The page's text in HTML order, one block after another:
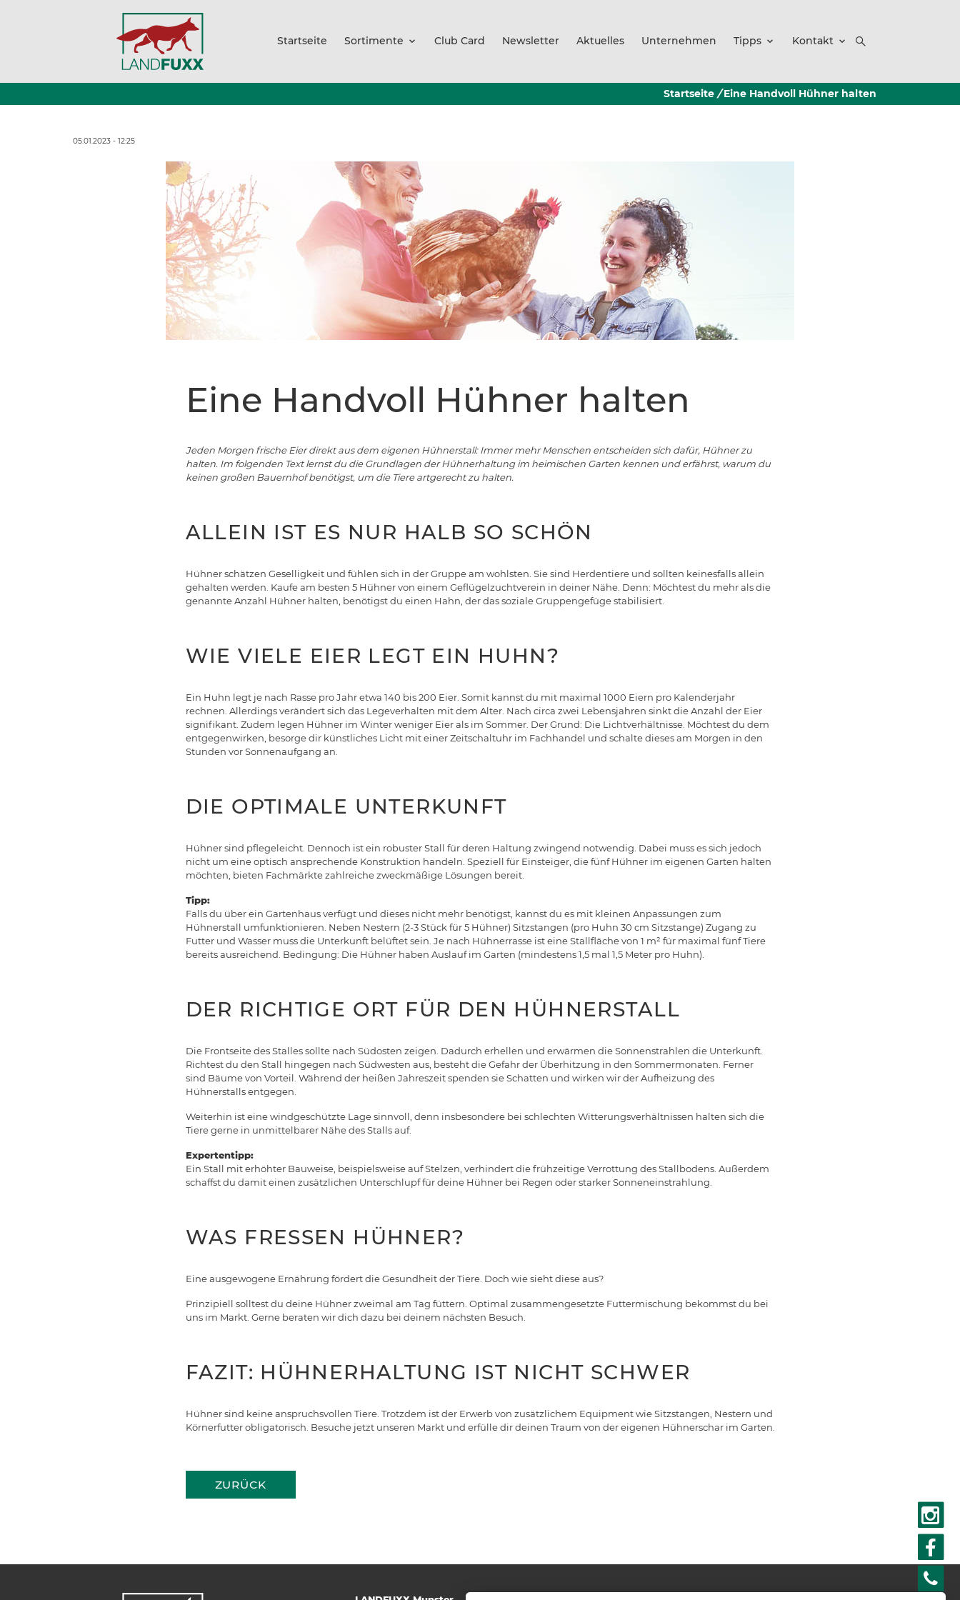
Startseite Sortimente Club Card Newsletter Aktuelles Unternehmen Tipps Kontakt
Startseite / Eine Handvoll Hühner halten
05.01.2023 - 12:25
Eine Handvoll Hühner halten
Jeden Morgen frische Eier direkt aus dem eigenen Hühnerstall: Immer mehr Menschen entscheiden sich dafür, Hühner zu
halten. Im folgenden Text lernst du die Grundlagen der Hühnerhaltung im heimischen Garten kennen und erfährst, warum du
keinen großen Bauernhof benötigst, um die Tiere artgerecht zu halten.
ALLEIN IST ES NUR HALB SO SCHÖN
Hühner schätzen Geselligkeit und fühlen sich in der Gruppe am wohlsten. Sie sind Herdentiere und sollten keinesfalls allein
gehalten werden. Kaufe am besten 5 Hühner von einem Geflügelzuchtverein in deiner Nähe. Denn: Möchtest du mehr als die
genannte Anzahl Hühner halten, benötigst du einen Hahn, der das soziale Gruppengefüge stabilisiert.
WIE VIELE EIER LEGT EIN HUHN?
Ein Huhn legt je nach Rasse pro Jahr etwa 140 bis 200 Eier. Somit kannst du mit maximal 1000 Eiern pro Kalenderjahr
rechnen. Allerdings verändert sich das Legeverhalten mit dem Alter. Nach circa zwei Lebensjahren sinkt die Anzahl der Eier
signifikant. Zudem legen Hühner im Winter weniger Eier als im Sommer. Der Grund: Die Lichtverhältnisse. Möchtest du dem
entgegenwirken, besorge dir künstliches Licht mit einer Zeitschaltuhr im Fachhandel und schalte dieses am Morgen in den
Stunden vor Sonnenaufgang an.
DIE OPTIMALE UNTERKUNFT
Hühner sind pflegeleicht. Dennoch ist ein robuster Stall für deren Haltung zwingend notwendig. Dabei muss es sich jedoch
nicht um eine optisch ansprechende Konstruktion handeln. Speziell für Einsteiger, die fünf Hühner im eigenen Garten halten
möchten, bieten Fachmärkte zahlreiche zweckmäßige Lösungen bereit.
Tipp:
Falls du über ein Gartenhaus verfügt und dieses nicht mehr benötigst, kannst du es mit kleinen Anpassungen zum
Hühnerstall umfunktionieren. Neben Nestern (2-3 Stück für 5 Hühner) Sitzstangen (pro Huhn 30 cm Sitzstange) Zugang zu
Futter und Wasser muss die Unterkunft belüftet sein. Je nach Hühnerrasse ist eine Stallfläche von 1 m² für maximal fünf Tiere
bereits ausreichend. Bedingung: Die Hühner haben Auslauf im Garten (mindestens 1,5 mal 1,5 Meter pro Huhn).
DER RICHTIGE ORT FÜR DEN HÜHNERSTALL
Die Frontseite des Stalles sollte nach Südosten zeigen. Dadurch erhellen und erwärmen die Sonnenstrahlen die Unterkunft.
Richtest du den Stall hingegen nach Südwesten aus, besteht die Gefahr der Überhitzung in den Sommermonaten. Ferner
sind Bäume von Vorteil. Während der heißen Jahreszeit spenden sie Schatten und wirken wir der Aufheizung des
Hühnerstalls entgegen.
Weiterhin ist eine windgeschützte Lage sinnvoll, denn insbesondere bei schlechten Witterungsverhältnissen halten sich die
Tiere gerne in unmittelbarer Nähe des Stalls auf.
Expertentipp:
Ein Stall mit erhöhter Bauweise, beispielsweise auf Stelzen, verhindert die frühzeitige Verrottung des Stallbodens. Außerdem
schaffst du damit einen zusätzlichen Unterschlupf für deine Hühner bei Regen oder starker Sonneneinstrahlung.
WAS FRESSEN HÜHNER?
Eine ausgewogene Ernährung fördert die Gesundheit der Tiere. Doch wie sieht diese aus?
Prinzipiell solltest du deine Hühner zweimal am Tag füttern. Optimal zusammengesetzte Futtermischung bekommst du bei
uns im Markt. Gerne beraten wir dich dazu bei deinem nächsten Besuch.
FAZIT: HÜHNERHALTUNG IST NICHT SCHWER
Hühner sind keine anspruchsvollen Tiere. Trotzdem ist der Erwerb von zusätzlichem Equipment wie Sitzstangen, Nestern und
Körnerfutter obligatorisch. Besuche jetzt unseren Markt und erfülle dir deinen Traum von der eigenen Hühnerschar im Garten.
ZURÜCK